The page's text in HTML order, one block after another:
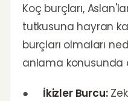
Koç burçları,
tutkusuna hayran
burçları olmaları
anlama konusunda
● İkizler Burcu: